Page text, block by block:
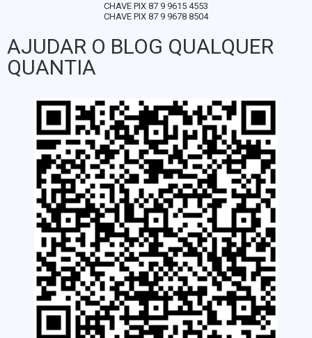
CHAVE PIX 87 9 9615 4553
CHAVE PIX 87 9 9678 8504
AJUDAR O BLOG QUALQUER
QUANTIA